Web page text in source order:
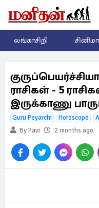
லங்காசிறி சினிமா
ராசிகள் - 5
இருக்காணு
Guru Peyarchi Horoscope
By Pavi
2 months ago